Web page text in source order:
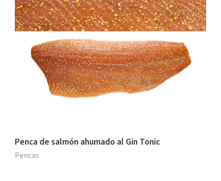
Penca de salmón ahumado al Gin Tonic
Pencas